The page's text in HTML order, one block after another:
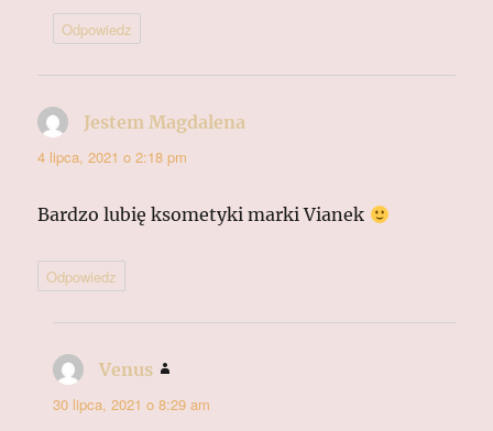
Odpowiedz
Jestem Magdalena
4 lipca, 2021 o 2:18 pm
Bardzo lubię ksometyki marki Vianek
Odpowiedz
Venus
30 lipca, 2021 o 8:29 am